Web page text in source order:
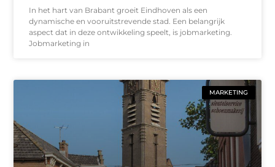
In het hart van Brabant groeit Eindhoven als een
dynamische en vooruitstrevende stad. Een belangrijk
aspect dat in deze ontwikkeling speelt, is jobmarketing.
Jobmarketing in
MARKETING